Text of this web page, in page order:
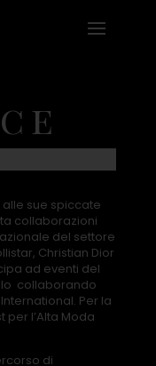
alle sue spiccate
collaborazioni
del settore
Christian Dior
ad eventi del
collaborando
Per la
per l’Alta Moda
di